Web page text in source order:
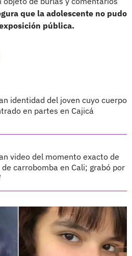
que la adolescente no pudo
pública.
identidad del joven cuyo cuerpo
en partes en Cajicá
video del momento exacto de
carrobomba en Cali; grabó por